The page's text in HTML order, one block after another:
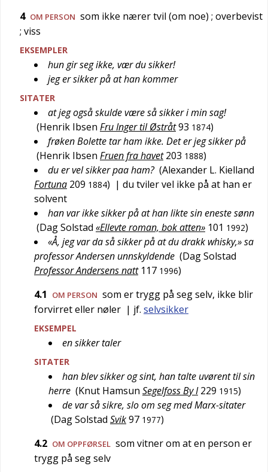
4 OM PERSON som ikke nærer tvil (om noe) ; overbevist
; viss
EKSEMPLER
hun gir seg ikke, vær du sikker!
jeg er sikker på at han kommer
SITATER
at jeg også skulde være så sikker i min sag!
(Henrik Ibsen Fru Inger til Østråt93 1874)
frøken Bolette tar ham ikke. Det er jeg sikker på
(Henrik Ibsen Fruen fra havet 203 1888)
du er vel sikker paa ham? (Alexander L. Kielland
Fortuna 209 1884) | du tviler vel ikke på at han er
solvent
han var ikke sikker på at han likte sin eneste sønn
(Dag Solstad «Ellevte roman, bok atten» 101 1992)
«Å, jeg var da så sikker på at du drakk whisky,» sa
professor Andersen unnskyldende (Dag Solstad
Professor Andersens natt 117 1996)
4.1
OM PERSON som er trygg på seg selv, ikke blir
forvirret eller nøler | jf. selvsikker
EKSEMPEL
en sikker taler
SITATER
han blev sikker og sint, han talte uvørent til sin
herre (Knut Hamsun Segelfoss By I 229 1915)
de var så sikre, slo om seg med Marx-sitater
(Dag Solstad Svik97 1977)
4.2 OM OPPFØRSEL som vitner om at en person er
trygg på seg selv